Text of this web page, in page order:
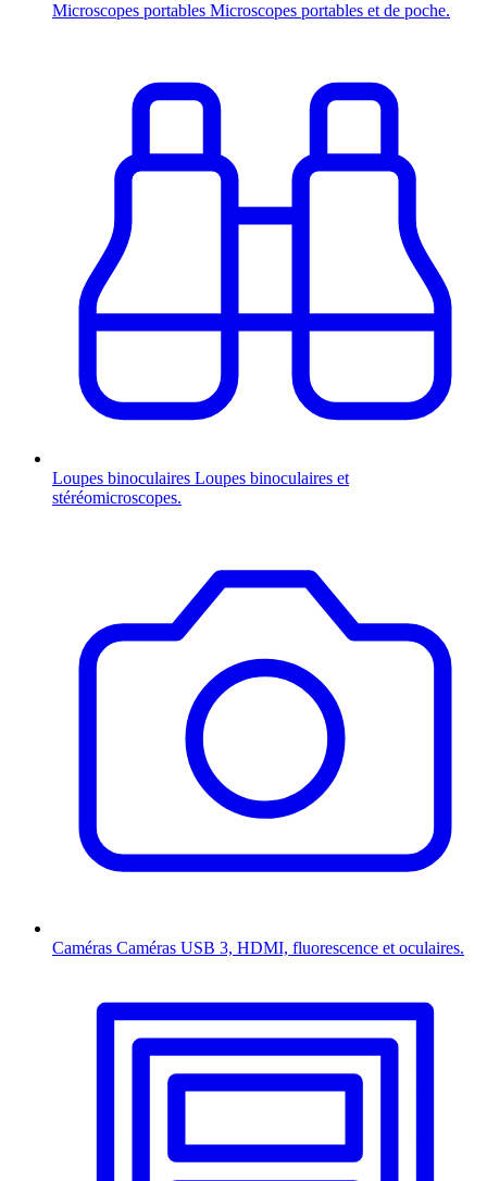
Microscopes portables Microscopes portables et de poche.
Loupes binoculaires Loupes binoculaires et
stéréomicroscopes.
Caméras Caméras USB 3, HDMI, fluorescence et oculaires.